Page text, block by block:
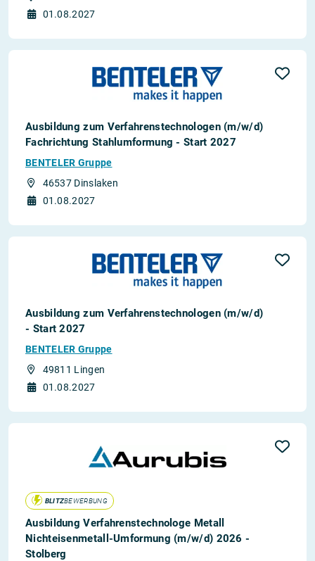
01.08.2027
Ausbildung zum Verfahrenstechnologen (m/w/d)
Fachrichtung Stahlumformung - Start 2027
BENTELER Gruppe
46537 Dinslaken
01.08.2027
Ausbildung zum Verfahrenstechnologen (m/w/d)
- Start 2027
BENTELER Gruppe
49811 Lingen
01.08.2027
BLITZBEWERBUNG
Ausbildung Verfahrenstechnologe Metall
Nichteisenmetall-Umformung (m/w/d) 2026 -
Stolberg